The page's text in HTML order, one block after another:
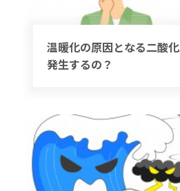
温暖化の原因となる二酸
発生するの？